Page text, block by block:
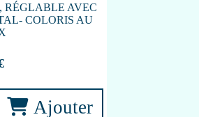
RÉGLABLE AVEC
COLORIS AU
Ajouter